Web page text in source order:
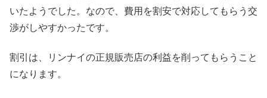
いたようでした。なので、費用を割安で対応してもらう交
渉がしやすかったです。
割引は、リンナイの正規販売店の利益を削ってもらうこと
になります。